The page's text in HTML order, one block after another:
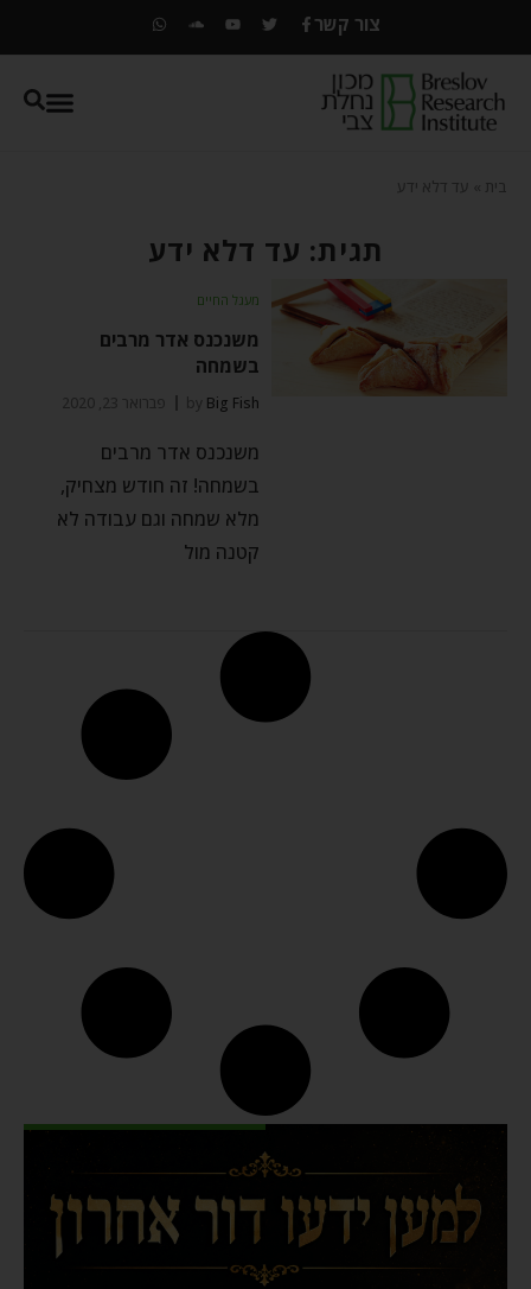
צור קשר
בית עד דלא ידע
תגית: עד דלא ידע
מעגל החיים
משנכנס אדר מרבים
בשמחה
by Big Fish פברואר 23, 2020
משנכנס אדר מרבים
בשמחה! זה חודש מצחיק,
מלא שמחה וגם עבודה לא
קטנה מול